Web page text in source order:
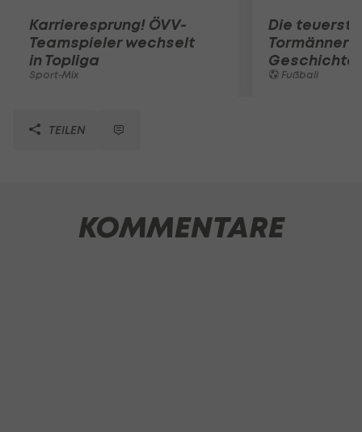
Karrieresprung! ÖVV-
Teamspieler wechselt
in Topliga
Sport-Mix
Die
Tormänner
Geschichte
Fußball
TEILEN
KOMMENTARE